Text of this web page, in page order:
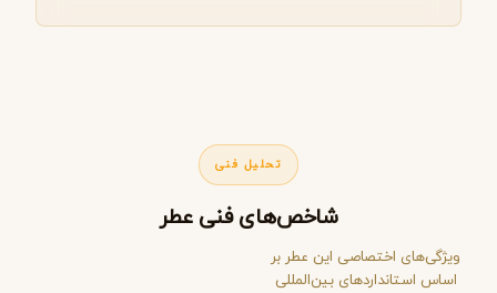
تحلیل فنی
شاخص‌های فنی عطر
ویژگی‌های اختصاصی این عطر بر
اساس استانداردهای بین‌المللی